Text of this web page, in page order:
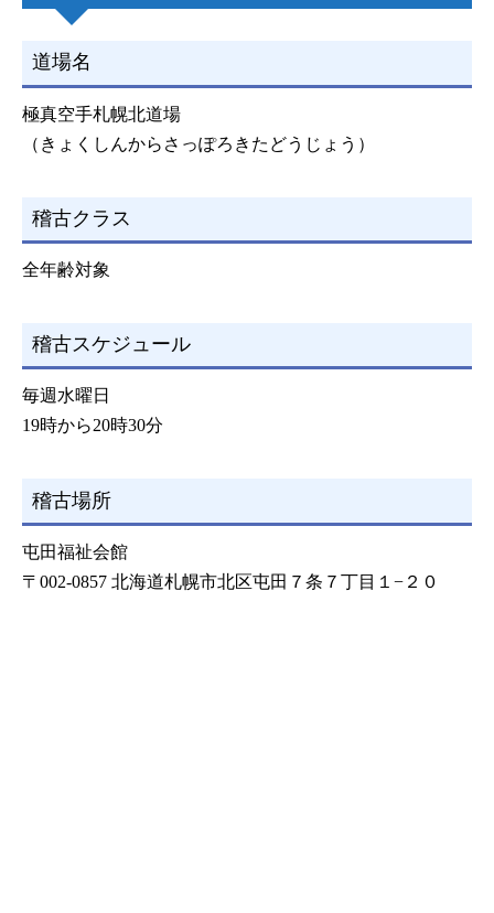
道場名
極真空手札幌北道場
（きょくしんからさっぽろきたどうじょう）
稽古クラス
全年齢対象
稽古スケジュール
毎週水曜日
19時から20時30分
稽古場所
屯田福祉会館
〒002-0857 北海道札幌市北区屯田７条７丁目１−２０